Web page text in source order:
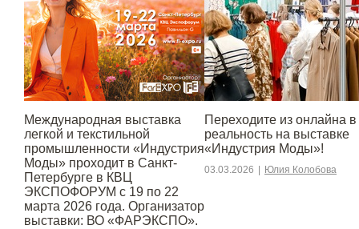
Международная выставка
легкой и текстильной
промышленности «Индустрия
Моды» проходит в Санкт-
Петербурге в КВЦ
ЭКСПОФОРУМ с 19 по 22
марта 2026 года. Организатор
выставки: ВО «ФАРЭКСПО».
Переходите из онлайна в
реальность на выставке
«Индустрия Моды»!
03.03.2026 Юлия Колобова